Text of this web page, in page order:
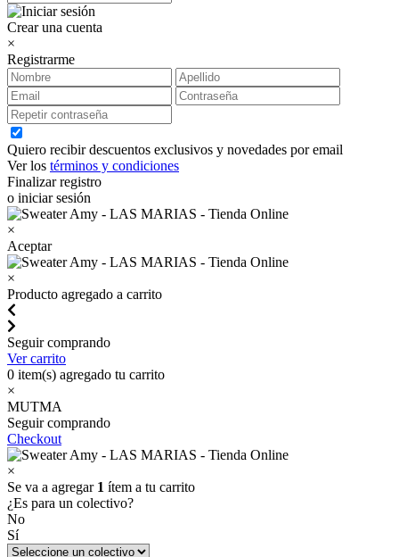
Crear una cuenta
×
Registrarme
Quiero recibir descuentos exclusivos y novedades por email
Ver los términos y condiciones
Finalizar registro
o iniciar sesión
×
Aceptar
×
Producto agregado a carrito
Seguir comprando
Ver carrito
0 item(s) agregado tu carrito
×
MUTMA
Seguir comprando
Checkout
×
Se va a agregar 1 ítem a tu carrito
¿Es para un colectivo?
No
Sí